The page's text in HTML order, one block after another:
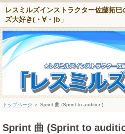
レスミルズインストラクター佐藤拓巳
ズ大好き(・∀・)b」
トップページ ＞ Sprint 曲 (Sprint to audition)
Sprint 曲 (Sprint to